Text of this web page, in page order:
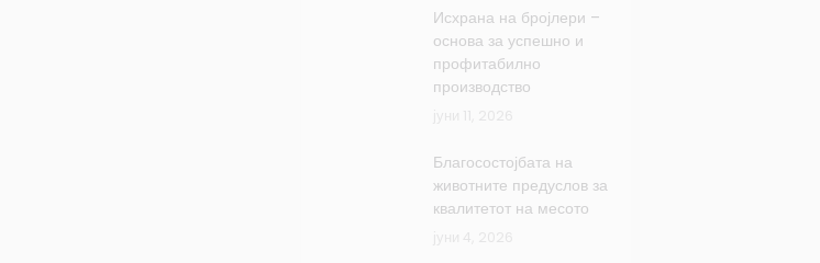
Исхрана на бројлери –
основа за успешно и
профитабилно
производство
Благосостојбата на
животните предуслов за
квалитетот на месото